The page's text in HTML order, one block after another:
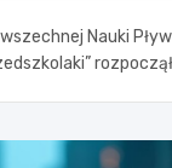
Nauki